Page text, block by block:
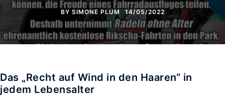
BY SIMONE PLUM 14/05/2022
Das „Recht auf Wind in den Haaren“ in
jedem Lebensalter